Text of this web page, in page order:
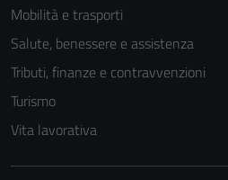
Mobilità e trasporti
Salute, benessere e assistenza
Tributi, finanze e contravvenzioni
Turismo
Vita lavorativa